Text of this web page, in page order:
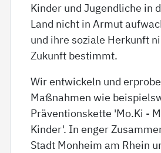
Kinder und Jugendliche in
Land nicht in Armut
und ihre soziale Herkunft
Zukunft bestimmt.
Wir entwickeln und
Maßnahmen wie
Präventionskette 'Mo.Ki -
Kinder'. In enger
Stadt Monheim am Rhein